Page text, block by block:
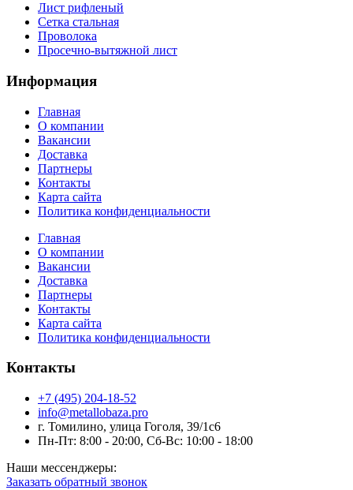
Лист рифленый
Сетка стальная
Проволока
Просечно-вытяжной лист
Информация
Главная
О компании
Вакансии
Доставка
Партнеры
Контакты
Карта сайта
Политика конфиденциальности
Главная
О компании
Вакансии
Доставка
Партнеры
Контакты
Карта сайта
Политика конфиденциальности
Контакты
+7 (495) 204-18-52
info@metallobaza.pro
г. Томилино, улица Гоголя, 39/1с6
Пн-Пт: 8:00 - 20:00, Сб-Вс: 10:00 - 18:00
Наши мессенджеры:
Заказать обратный звонок